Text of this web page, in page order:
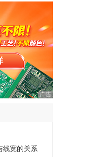
广告
线宽的关系